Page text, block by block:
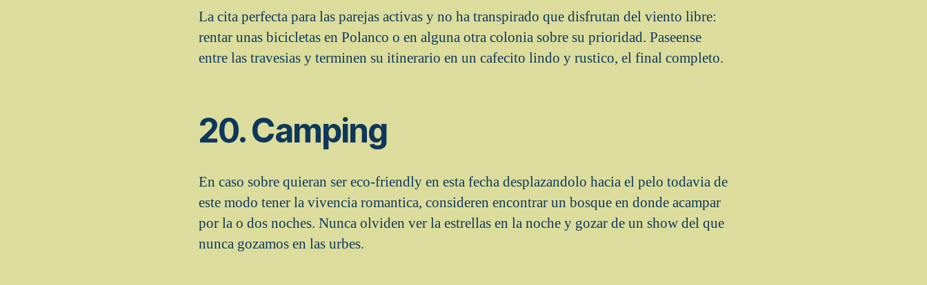
La cita perfecta para las parejas activas y no ha transpirado que disfrutan del viento libre:
rentar unas bicicletas en Polanco o en alguna otra colonia sobre su prioridad. Paseense
entre las travesi­as y terminen su itinerario en un cafecito lindo y rustico, el final completo.
20. Camping
En caso sobre quieran ser eco-friendly en esta fecha desplazandolo hacia el pelo todavia de
este modo tener la vivencia romantica, consideren encontrar un bosque en donde acampar
por la o dos noches. Nunca olviden ver la estrellas en la noche y gozar de un show del que
nunca gozamos en las urbes.